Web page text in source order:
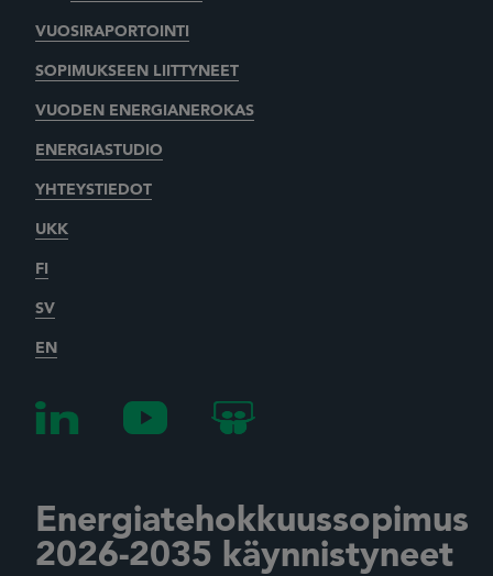
VUOSIRAPORTOINTI
SOPIMUKSEEN LIITTYNEET
VUODEN ENERGIANEROKAS
ENERGIASTUDIO
YHTEYSTIEDOT
UKK
FI
SV
EN
Energiatehokkuussopimus
2026-2035 käynnistyneet